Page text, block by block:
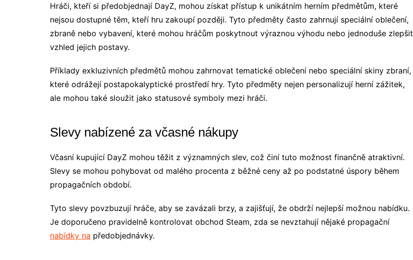
Hráči, kteří si předobjednají DayZ, mohou získat přístup k unikátním herním předmětům, které
nejsou dostupné těm, kteří hru zakoupí později. Tyto předměty často zahrnují speciální oblečení,
zbraně nebo vybavení, které mohou hráčům poskytnout výraznou výhodu nebo jednoduše zlepšit
vzhled jejich postavy.
Příklady exkluzivních předmětů mohou zahrnovat tematické oblečení nebo speciální skiny zbraní,
které odrážejí postapokalyptické prostředí hry. Tyto předměty nejen personalizují herní zážitek,
ale mohou také sloužit jako statusové symboly mezi hráči.
Slevy nabízené za včasné nákupy
Včasní kupující DayZ mohou těžit z významných slev, což činí tuto možnost finančně atraktivní.
Slevy se mohou pohybovat od malého procenta z běžné ceny až po podstatné úspory během
propagačních období.
Tyto slevy povzbuzují hráče, aby se zavázali brzy, a zajišťují, že obdrží nejlepší možnou nabídku.
Je doporučeno pravidelně kontrolovat obchod Steam, zda se nevztahují nějaké propagační
nabídky na předobjednávky.